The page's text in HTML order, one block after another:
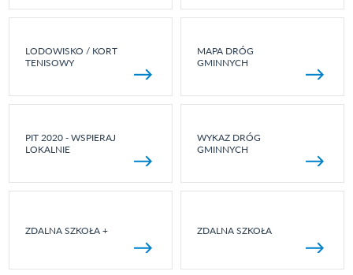
LODOWISKO / KORT
TENISOWY
MAPA DRÓG
GMINNYCH
PIT 2020 - WSPIERAJ
LOKALNIE
WYKAZ DRÓG
GMINNYCH
ZDALNA SZKOŁA + ZDALNA SZKOŁA